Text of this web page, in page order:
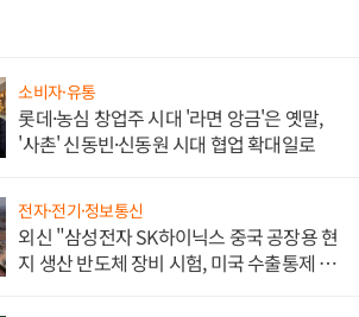
소비자·유통
롯데·농심 창업주 시대 '라면 앙금'은 옛말,
'사촌' 신동빈·신동원 시대 협업 확대일로
전자·전기·정보통신
외신 "삼성전자 SK하이닉스 중국 공장용 현
지 생산 반도체 장비 시험, 미국 수출통제 대